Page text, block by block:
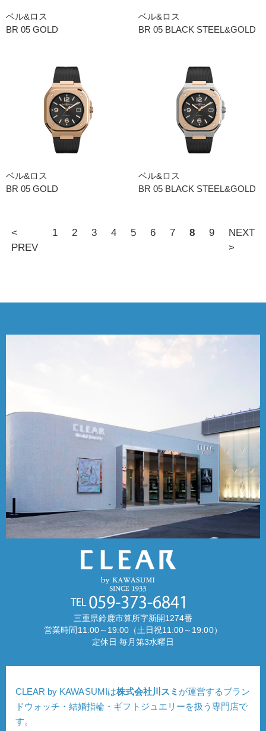
ベル&ロス
BR 05 GOLD
ベル&ロス
BR 05 BLACK STEEL&GOLD
ベル&ロス
BR 05 GOLD
ベル&ロス
BR 05 BLACK STEEL&GOLD
<
PREV
1 2 3 4 5 6 7 8 9
NEXT
>
三重県鈴鹿市算所字新開1274番
営業時間11:00～19:00（土日祝11:00～19:00）
定休日 毎月第3水曜日
CLEAR by KAWASUMIは株式会社川スミ が運営するブラン
ドウォッチ・結婚指輪・ギフトジュエリーを扱う専門店で
す。